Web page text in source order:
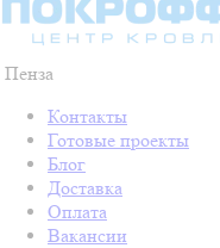
Пенза
Контакты
Готовые проекты
Блог
Доставка
Оплата
Вакансии